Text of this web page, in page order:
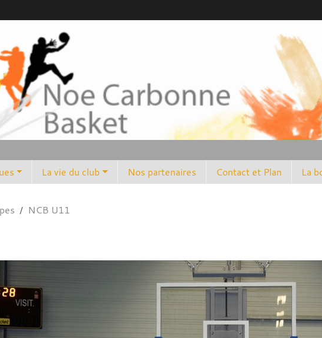
La vie du club Nos partenaires Contact et Plan La
NCB U11